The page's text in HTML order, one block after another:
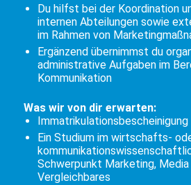
Du hilfst bei der Koordination
internen Abteilungen sowie
im Rahmen von
Ergänzend übernimmst du
administrative Aufgaben im
Kommunikation
Was wir von dir erwarten:
Immatrikulationsbescheinigung
Ein Studium im wirtschafts-
Schwerpunkt Marketing,
Vergleichbares